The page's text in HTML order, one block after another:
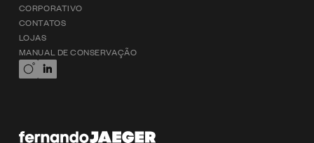
CORPORATIVO
CONTATOS
LOJAS
MANUAL DE CONSERVAÇÃO